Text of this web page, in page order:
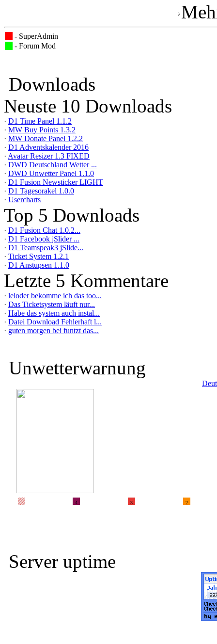
- SuperAdmin
- Forum Mod
Downloads
Neuste 10 Downloads
· D1 Time Panel 1.1.2
· MW Buy Points 1.3.2
· MW Donate Panel 1.2.2
· D1 Adventskalender 2016
· Avatar Resizer 1.3 FIXED
· DWD Deutschland Wetter ...
· DWD Unwetter Panel 1.1.0
· D1 Fusion Newsticker LIGHT
· D1 Tagesorakel 1.0.0
· Usercharts
Top 5 Downloads
· D1 Fusion Chat 1.0.2...
· D1 Facebook jSlider ...
· D1 Teamspeak3 jSlide...
· Ticket System 1.2.1
· D1 Anstupsen 1.1.0
Letzte 5 Kommentare
· leioder bekomme ich das too...
· Das Ticketsystem läuft nur...
· Habe das system auch instal...
· Datei Download Fehlerhaft l...
· guten morgen bei funtzt das...
Unwetterwarnung
4 3 2
Server uptime